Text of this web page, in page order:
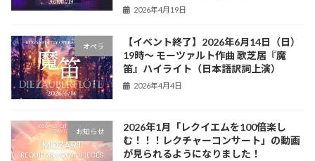
2026年4月19日
オペラ
【イベント終了】2026年6月14日（日）
19時〜 モーツァルト作曲 歌芝居『魔
笛』ハイライト（日本語訳詞上演）
2026年4月4日
お知らせ
2026年1月「レクイエムを100倍楽し
む！！！レクチャーコンサート」の動画
が見られるようになりました！